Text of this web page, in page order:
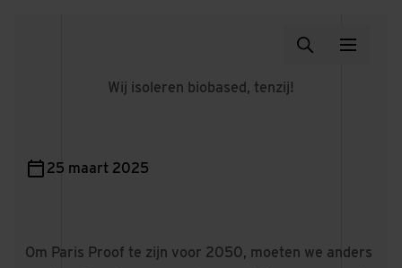
Wij isoleren biobased, tenzij!
25 maart 2025
Om Paris Proof te zijn voor 2050, moeten we anders